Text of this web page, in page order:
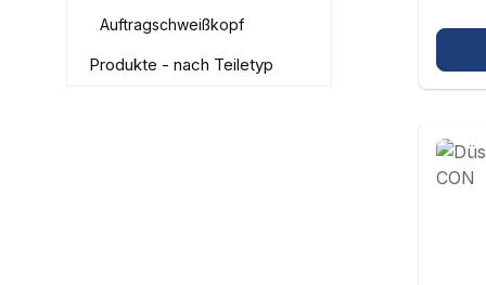
Auftragschweißkopf
Produkte - nach Teiletyp